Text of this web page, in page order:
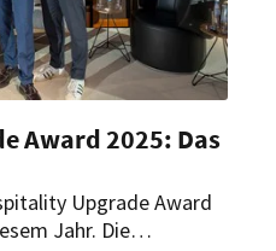
Award 2025: Das
Upgrade Award
Jahr. Die